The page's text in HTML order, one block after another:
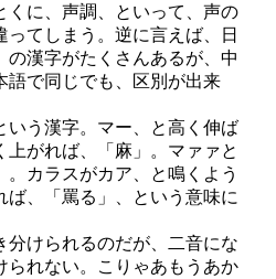
くに、声調、といって、声の
ってしまう。逆に言えば、日
の漢字がたくさんあるが、中
語で同じでも、区別が出来
いう漢字。マー、と高く伸ば
がれば、「麻」。マァァと
カラスがカア、と鳴くよう
ば、「罵る」、という意味に
分けられるのだが、二音にな
られない。こりゃあもうあか